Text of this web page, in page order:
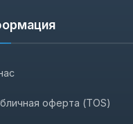
оферта (TOS)